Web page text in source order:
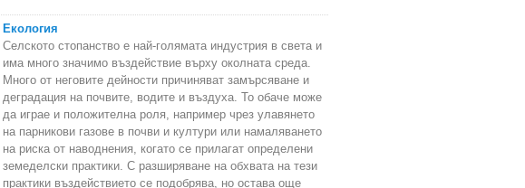
Екология
Селското стопанство е най-голямата индустрия в света и
има много значимо въздействие върху околната среда.
Много от неговите дейности причиняват замърсяване и
деградация на почвите, водите и въздуха. То обаче може
да играе и положителна роля, например чрез улавянето
на парникови газове в почви и култури или намаляването
на риска от наводнения, когато се прилагат определени
земеделски практики. С разширяване на обхвата на тези
практики въздействието се подобрява, но остава още